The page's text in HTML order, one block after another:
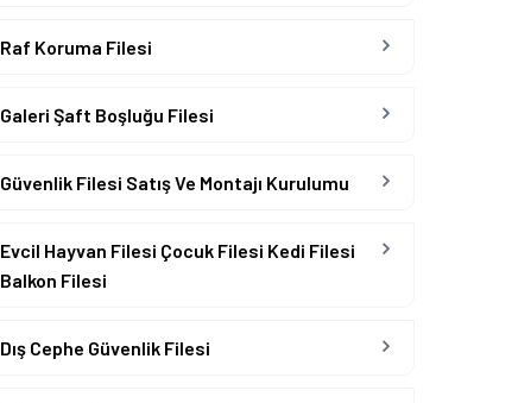
Raf Koruma Filesi
Galeri Şaft Boşluğu Filesi
Güvenlik Filesi Satış Ve Montajı Kurulumu
Evcil Hayvan Filesi Çocuk Filesi Kedi Filesi
Balkon Filesi
Dış Cephe Güvenlik Filesi